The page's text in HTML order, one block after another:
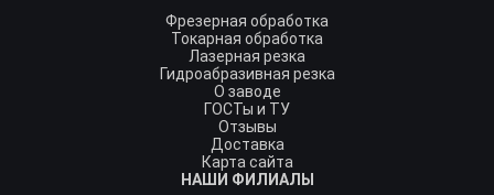
Фрезерная обработка
Токарная обработка
Лазерная резка
Гидроабразивная резка
О заводе
ГОСТы и ТУ
Отзывы
Доставка
Карта сайта
НАШИ ФИЛИАЛЫ